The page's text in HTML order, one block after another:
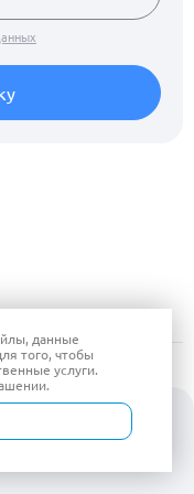
37
, данные
того, чтобы
услуги.
.